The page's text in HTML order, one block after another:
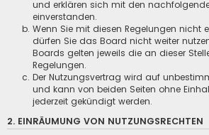
und erklären sich mit den
einverstanden.
Wenn Sie mit diesen Regelungen nicht
dürfen Sie das Board nicht weiter
Boards gelten jeweils die an dieser
Regelungen.
Der Nutzungsvertrag wird auf
und kann von beiden Seiten ohne
jederzeit gekündigt werden.
2. EINRÄUMUNG VON NUTZUNGSRECHTEN